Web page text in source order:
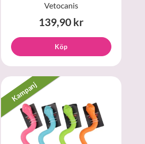
Vetocanis
139,90 kr
Köp
Kampanj